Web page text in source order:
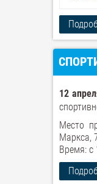
12
Место
Маркса,
Время: с